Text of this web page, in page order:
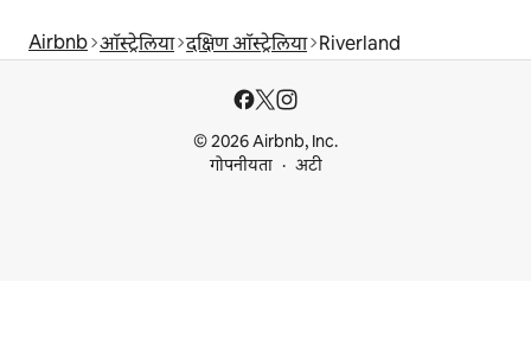
Airbnb ऑस्ट्रेलिया दक्षिण ऑस्ट्रेलिया Riverland
© 2026 Airbnb, Inc.
गोपनीयता
अटी